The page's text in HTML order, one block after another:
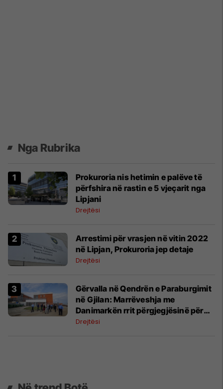
Nga Rubrika
Prokuroria nis hetimin e palëve të
përfshira në rastin e 5 vjeçarit nga
Lipjani
Drejtësi
Arrestimi për vrasjen në vitin 2022
në Lipjan, Prokuroria jep detaje
Drejtësi
Gërvalla në Qendrën e Paraburgimit
në Gjilan: Marrëveshja me
Danimarkën rrit përgjegjësinë për
sistemin korrektues
Drejtësi